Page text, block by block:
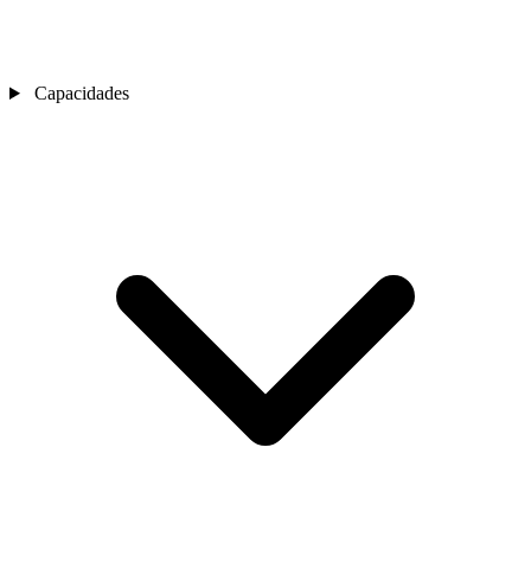
Capacidades